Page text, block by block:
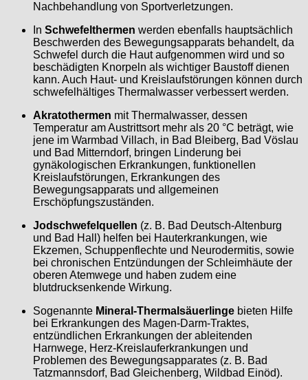
Nachbehandlung von Sportverletzungen.
In Schwefelthermen werden ebenfalls hauptsächlich
Beschwerden des Bewegungsapparats behandelt, da
Schwefel durch die Haut aufgenommen wird und so
beschädigten Knorpeln als wichtiger Baustoff dienen
kann. Auch Haut- und Kreislaufstörungen können durch
schwefelhältiges Thermalwasser verbessert werden.
Akratothermen mit Thermalwasser, dessen
Temperatur am Austrittsort mehr als 20 °C beträgt, wie
jene im Warmbad Villach, in Bad Bleiberg, Bad Vöslau
und Bad Mitterndorf, bringen Linderung bei
gynäkologischen Erkrankungen, funktionellen
Kreislaufstörungen, Erkrankungen des
Bewegungsapparats und allgemeinen
Erschöpfungszuständen.
Jodschwefelquellen (z. B. Bad Deutsch-Altenburg
und Bad Hall) helfen bei Hauterkrankungen, wie
Ekzemen, Schuppenflechte und Neurodermitis, sowie
bei chronischen Entzündungen der Schleimhäute der
oberen Atemwege und haben zudem eine
blutdrucksenkende Wirkung.
Sogenannte Mineral-Thermalsäuerlinge bieten Hilfe
bei Erkrankungen des Magen-Darm-Traktes,
entzündlichen Erkrankungen der ableitenden
Harnwege, Herz-Kreislauferkrankungen und
Problemen des Bewegungsapparates (z. B. Bad
Tatzmannsdorf, Bad Gleichenberg, Wildbad Einöd).